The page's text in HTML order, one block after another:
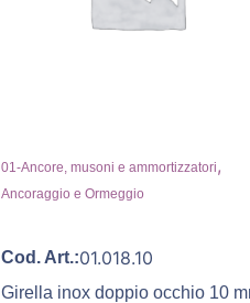
01-Ancore, musoni e ammortizzatori,
Ancoraggio e Ormeggio
Cod. Art.:01.018.10
Girella inox doppio occhio 10